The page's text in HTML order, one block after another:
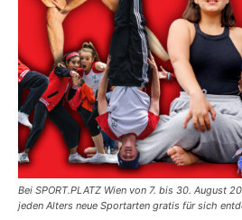
Bei SPORT.PLATZ Wien von 7. bis 30. August
jeden Alters neue Sportarten gratis für sich